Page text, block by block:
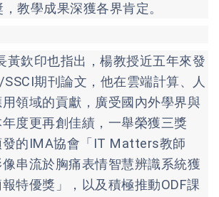
教學成果深獲各界肯定。
印也指出，楊教授近五年來發
期刊論文，他在雲端計算、人
領域的貢獻，廣受國內外學界與
度更再創佳績，一舉榮獲三獎
發的IMA協會「IT Matters教師
串流於胸痛表情智慧辨識系統獲
特優獎」，以及積極推動ODF課